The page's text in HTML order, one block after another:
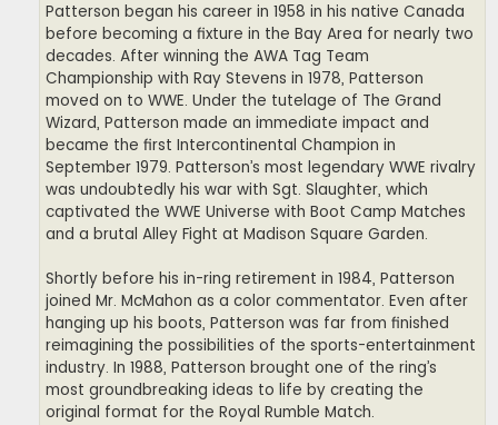
Patterson began his career in 1958 in his native Canada
before becoming a fixture in the Bay Area for nearly two
decades. After winning the AWA Tag Team
Championship with Ray Stevens in 1978, Patterson
moved on to WWE. Under the tutelage of The Grand
Wizard, Patterson made an immediate impact and
became the first Intercontinental Champion in
September 1979. Patterson’s most legendary WWE rivalry
was undoubtedly his war with Sgt. Slaughter, which
captivated the WWE Universe with Boot Camp Matches
and a brutal Alley Fight at Madison Square Garden.
Shortly before his in-ring retirement in 1984, Patterson
joined Mr. McMahon as a color commentator. Even after
hanging up his boots, Patterson was far from finished
reimagining the possibilities of the sports-entertainment
industry. In 1988, Patterson brought one of the ring’s
most groundbreaking ideas to life by creating the
original format for the Royal Rumble Match.